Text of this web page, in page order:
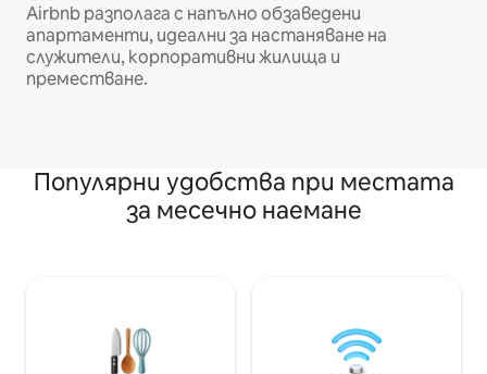
Airbnb разполага с напълно обзаведени
апартаменти, идеални за настаняване на
служители, корпоративни жилища и
преместване.
Популярни удобства при местата
за месечно наемане